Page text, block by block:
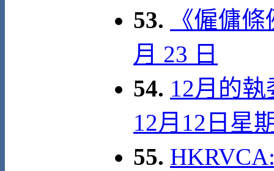
53.
《僱傭
月 23 日
54. 12月的
12月12日星
55.